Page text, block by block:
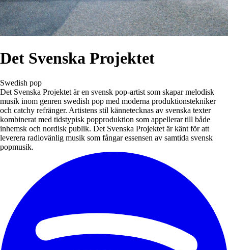
Det Svenska Projektet
Swedish pop
Det Svenska Projektet är en svensk pop-artist som skapar melodisk
musik inom genren swedish pop med moderna produktionstekniker
och catchy refränger. Artistens stil kännetecknas av svenska texter
kombinerat med tidstypisk popproduktion som appellerar till både
inhemsk och nordisk publik. Det Svenska Projektet är känt för att
leverera radiovänlig musik som fångar essensen av samtida svensk
popmusik.